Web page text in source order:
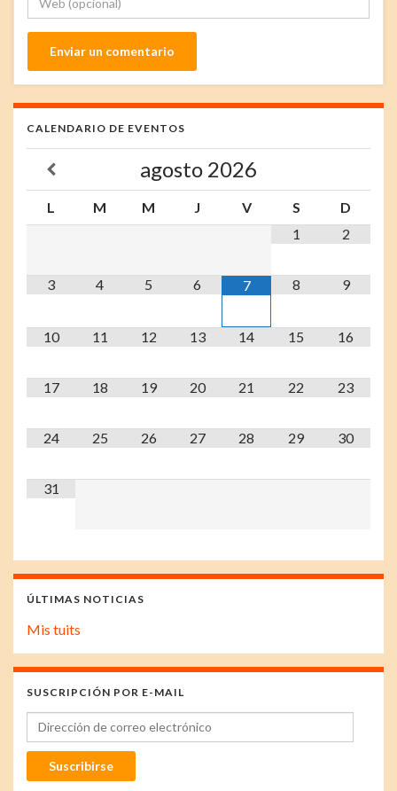
CALENDARIO DE EVENTOS
agosto 2026
L M M J V S
D
1
2
3 4 5 6 7 8 9
10 11 12 13 14 15 16
17 18 19 20 21 22 23
24 25 26 27 28 29 30
31
ÚLTIMAS NOTICIAS
Mis tuits
SUSCRIPCIÓN POR E-MAIL
Dirección de correo electrónico
Suscribirse